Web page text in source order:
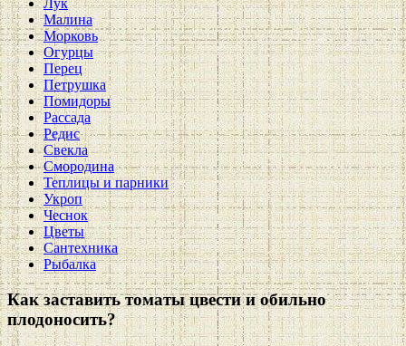
Лук
Малина
Морковь
Огурцы
Перец
Петрушка
Помидоры
Рассада
Редис
Свекла
Смородина
Теплицы и парники
Укроп
Чеснок
Цветы
Сантехника
Рыбалка
Как заставить томаты цвести и обильно
плодоносить?